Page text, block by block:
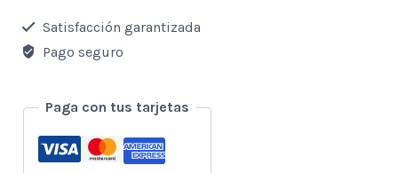
32"
Led
Uhd
cantidad
Satisfacción garantizada
Pago seguro
Paga con tus tarjetas